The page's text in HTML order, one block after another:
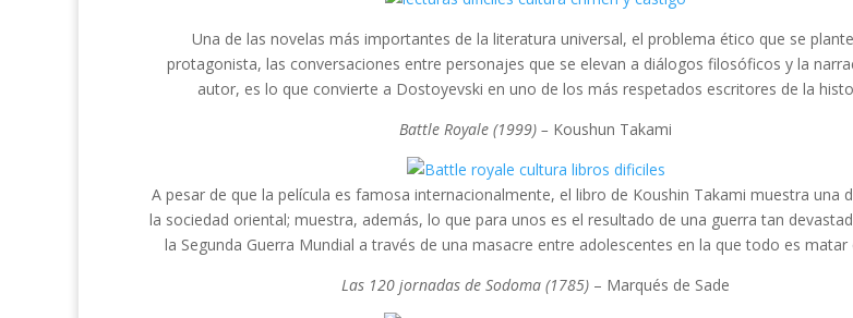
Una de las novelas más importantes de la literatura universal, el problema ético que se
protagonista, las conversaciones entre personajes que se elevan a diálogos filosóficos y la
autor, es lo que convierte a Dostoyevski en uno de los más respetados escritores de la
Battle Royale (1999) – Koushun Takami
A pesar de que la película es famosa internacionalmente, el libro de Koushin Takami muestra una
la sociedad oriental; muestra, además, lo que para unos es el resultado de una guerra tan
la Segunda Guerra Mundial a través de una masacre entre adolescentes en la que todo es matar
Las 120 jornadas de Sodoma (1785) – Marqués de Sade